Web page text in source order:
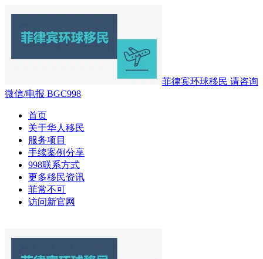
菲律宾环球移民 请咨询
微信/电报 BGC998
首页
关于华人移民
服务项目
手续案例分享
998联系方式
更多移民资讯
菲常不可
访问新官网